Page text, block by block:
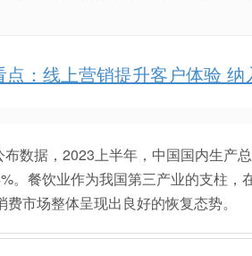
：线上营销提升客户体验 纳
数据，2023上半年，中国国内生产
。餐饮业作为我国第三产业的支柱
市场整体呈现出良好的恢复态势。